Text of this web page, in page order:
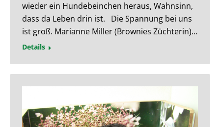
wieder ein Hundebeinchen heraus, Wahnsinn,
dass da Leben drin ist. Die Spannung bei uns
ist groß. Marianne Miller (Brownies Züchterin)…
Details